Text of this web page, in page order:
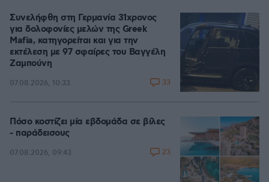
Συνελήφθη στη Γερμανία 31χρονος
για δολοφονίες μελών της Greek
Mafia, κατηγορείται και για την
εκτέλεση με 97 σφαίρες του Βαγγέλη
Ζαμπούνη
07.08.2026, 10:33 33
Πόσο κοστίζει μία εβδομάδα σε βίλες
- παράδεισους
07.08.2026, 09:43 23